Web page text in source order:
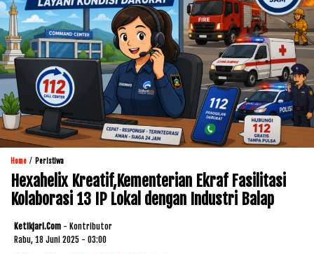
Home / Peristiwa
Hexahelix Kreatif,Kementerian Ekraf Fasilitasi
Kolaborasi 13 IP Lokal dengan Industri Balap
Ketikjari.com - Kontributor
Rabu, 18 Juni 2025 - 03:00